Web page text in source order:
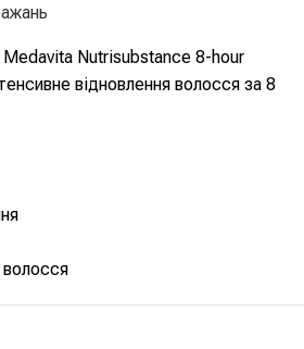
Medavita Nutrisubstance 8-hour
відновлення волосся за 8
волосся